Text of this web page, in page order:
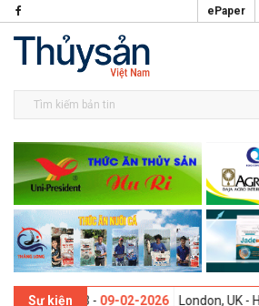
ePaper
Sự kiện
thứ 13 -09-02-2026 London, UK - Hội